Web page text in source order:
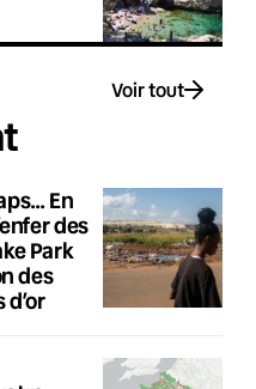
Voir tout
En
des
Park
des